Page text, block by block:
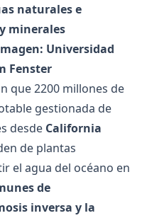
naturales e
minerales
Universidad
Fenster
que 2200 millones de
gestionada de
desde California
de plantas
el agua del océano en
de
inversa y la